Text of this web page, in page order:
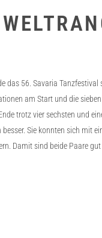
56. Savaria
am Start und die
trotz vier sechsten und
Sie konnten sich mit
Damit sind beide Paare